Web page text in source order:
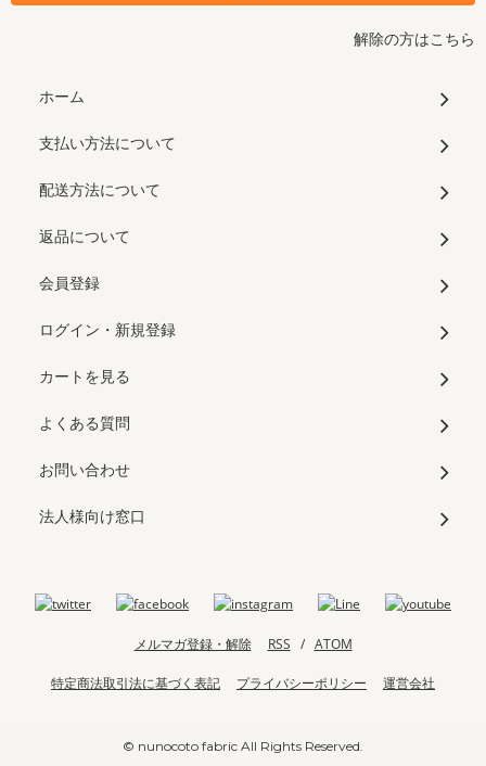
解除の方はこちら
ホーム
支払い方法について
配送方法について
返品について
会員登録
ログイン・新規登録
カートを見る
よくある質問
お問い合わせ
法人様向け窓口
メルマガ登録・解除 RSS / ATOM
特定商法取引法に基づく表記 プライバシーポリシー 運営会社
© nunocoto fabric All Rights Reserved.